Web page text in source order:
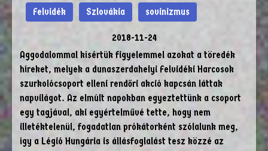
Felvidék Szlovákia sovinizmus
2018-11-24
Aggodalommal kísértük figyelemmel azokat a töredék
híreket, melyek a dunaszerdahelyi Felvidéki Harcosok
szurkolócsoport elleni rendőri akció kapcsán láttak
napvilágot. Az elmúlt napokban egyeztettünk a csoport
egy tagjával, aki egyértelművé tette, hogy nem
illetéktelenül, fogadatlan prókátorként szólalunk meg,
így a Légió Hungária is állásfoglalást tesz közzé az